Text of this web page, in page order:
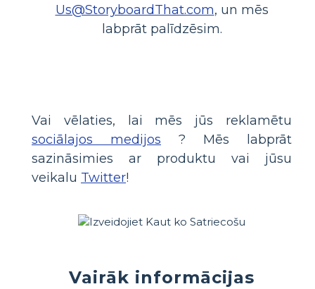
Us@StoryboardThat.com, un mēs
labprāt palīdzēsim.
Vai vēlaties, lai mēs jūs reklamētu
sociālajos medijos ? Mēs labprāt
sazināsimies ar produktu vai jūsu
veikalu Twitter!
Vairāk informācijas